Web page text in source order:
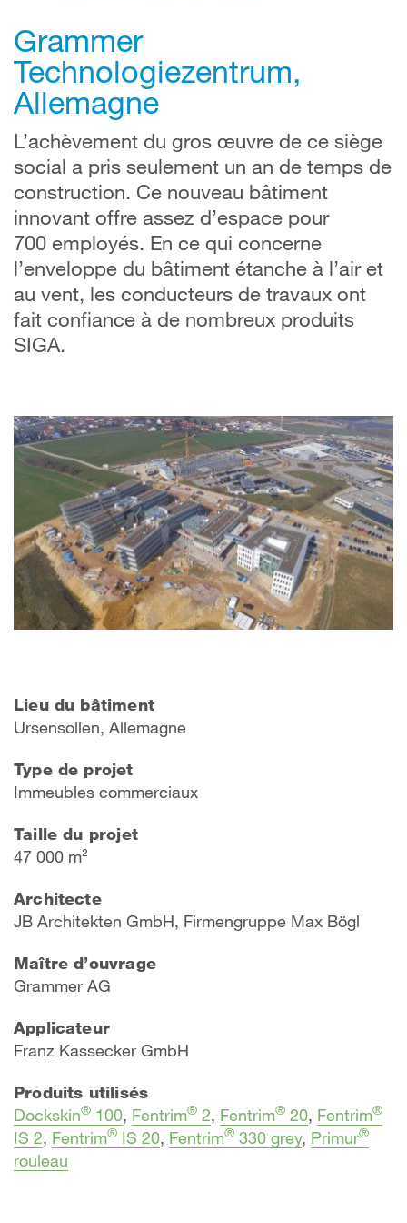
Grammer
Technologiezentrum,
Allemagne
L’achèvement du gros œuvre de ce siège
social a pris seulement un an de temps de
construction. Ce nouveau bâtiment
innovant offre assez d’espace pour
700 employés. En ce qui concerne
l’enveloppe du bâtiment étanche à l’air et
au vent, les conducteurs de travaux ont
fait confiance à de nombreux produits
SIGA.
Lieu du bâtiment
Ursensollen, Allemagne
Type de projet
Immeubles commerciaux
Taille du projet
47 000 m²
Architecte
JB Architekten GmbH, Firmengruppe Max Bögl
Maître d’ouvrage
Grammer AG
Applicateur
Franz Kassecker GmbH
Produits utilisés
Dockskin® 100, Fentrim® 2, Fentrim® 20, Fentrim®
IS 2, Fentrim® IS 20, Fentrim® 330 grey, Primur®
rouleau